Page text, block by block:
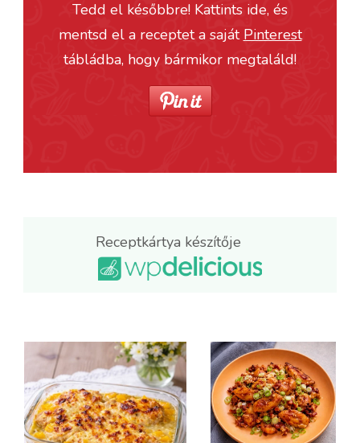
Tedd el későbbre! Kattints ide, és
mentsd el a receptet a saját Pinterest
tábládba, hogy bármikor megtaláld!
Receptkártya készítője